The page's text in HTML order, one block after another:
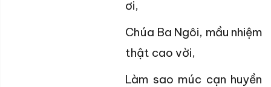
ơi,
Chúa Ba Ngôi, mầu nhiệm
thật cao vời,
Làm sao múc cạn huyền